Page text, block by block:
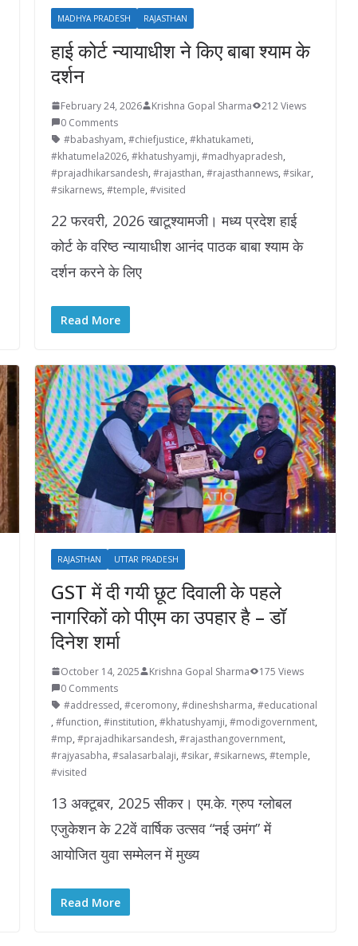
MADHYA PRADESH RAJASTHAN
हाई कोर्ट न्यायाधीश ने किए बाबा श्याम के
दर्शन
February 24, 2026 Krishna Gopal Sharma
212 Views
0 Comments
#babashyam,#chiefjustice,#khatukameti,
#khatumela2026,#khatushyamji,#madhyapradesh,
#prajadhikarsandesh,#rajasthan,#rajasthannews,#sikar,
#sikarnews,#temple,#visited
22 फरवरी, 2026 खाटूश्यामजी। मध्य प्रदेश हाई
कोर्ट के वरिष्ठ न्यायाधीश आनंद पाठक बाबा श्याम के
दर्शन करने के लिए
Read More
RAJASTHAN UTTAR PRADESH
GST में दी गयी छूट दिवाली के पहले
नागरिकों को पीएम का उपहार है – डॉ
दिनेश शर्मा
October 14, 2025 Krishna Gopal Sharma
175 Views
0 Comments
#addressed,#ceromony,#dineshsharma,#educational
,#function,#institution,#khatushyamji,#modigovernment,
#mp,#prajadhikarsandesh,#rajasthangovernment,
#rajyasabha,#salasarbalaji,#sikar,#sikarnews,#temple,
#visited
13 अक्टूबर, 2025 सीकर। एम.के. ग्रुप ग्लोबल
एजुकेशन के 22वें वार्षिक उत्सव “नई उमंग” में
आयोजित युवा सम्मेलन में मुख्य
Read More